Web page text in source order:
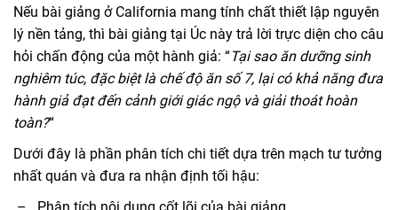
Nếu bài giảng ở California mang tính chất thiết lập nguyên
lý nền tảng, thì bài giảng tại Úc này trả lời trực diện cho câu
hỏi chấn động của một hành giả: “Tại sao ăn dưỡng sinh
nghiêm túc, đặc biệt là chế độ ăn số 7, lại có khả năng đưa
hành giả đạt đến cảnh giới giác ngộ và giải thoát hoàn
toàn?“
Dưới đây là phần phân tích chi tiết dựa trên mạch tư tưởng
nhất quán và đưa ra nhận định tối hậu: